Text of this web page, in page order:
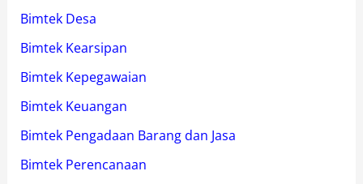
Bimtek Desa
Bimtek Kearsipan
Bimtek Kepegawaian
Bimtek Keuangan
Bimtek Pengadaan Barang dan Jasa
Bimtek Perencanaan